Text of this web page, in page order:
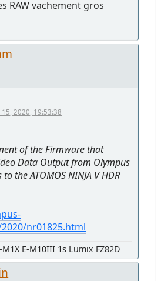
RAW vachement gros
2020, 19:53:38
of the Firmware that
Data Output from Olympus
the ATOMOS NINJA V HDR
nr01825.html
M1X E-M10III 1s Lumix FZ82D